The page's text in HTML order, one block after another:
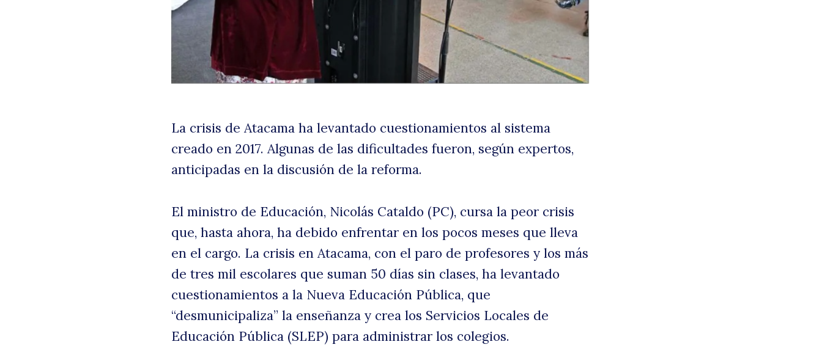
La crisis de Atacama ha levantado cuestionamientos al sistema
creado en 2017. Algunas de las dificultades fueron, según expertos,
anticipadas en la discusión de la reforma.
El ministro de Educación, Nicolás Cataldo (PC), cursa la peor crisis
que, hasta ahora, ha debido enfrentar en los pocos meses que lleva
en el cargo. La crisis en Atacama, con el paro de profesores y los más
de tres mil escolares que suman 50 días sin clases, ha levantado
cuestionamientos a la Nueva Educación Pública, que
“desmunicipaliza” la enseñanza y crea los Servicios Locales de
Educación Pública (SLEP) para administrar los colegios.